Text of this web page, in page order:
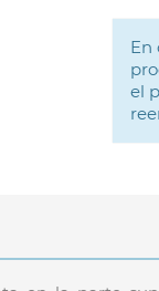
En
el